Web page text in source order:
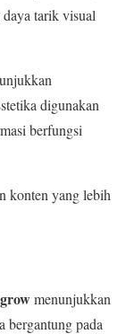
tarik visual
digunakan
berfungsi
konten yang lebih
menunjukkan
bergantung pada